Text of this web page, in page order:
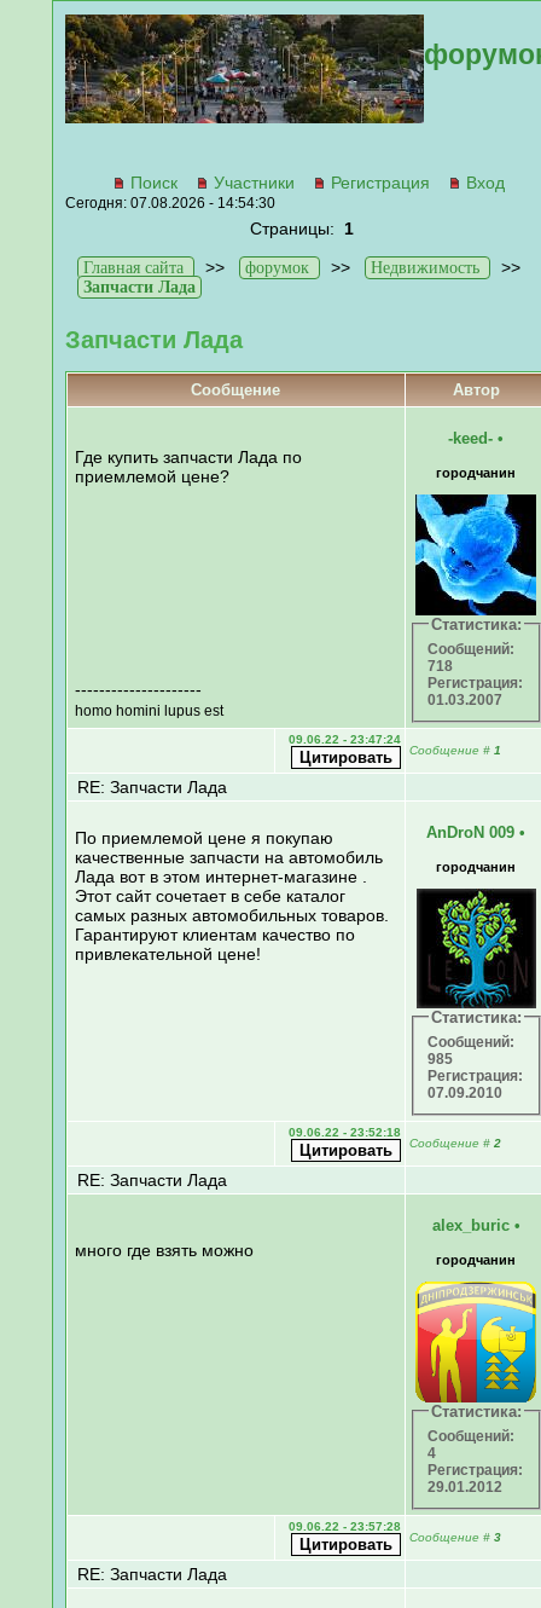
Поиск Участники Регистрация Вход
Сегодня: 07.08.2026 - 14:54:30
Страницы: 1
Главная сайта >> форумок >> Недвижимость >>
Запчасти Лада
Запчасти Лада
Сообщение Автор
Где купить запчасти Лада по
приемлемой цене?
---------------------
homo homini lupus est
-keed- •
городчанин
Статистика:
Сообщений:
718
Регистрация:
01.03.2007
09.06.22 - 23:47:24
Сообщение # 1
RE: Запчасти Лада
По приемлемой цене я покупаю
качественные запчасти на автомобиль
Лада вот в этом интернет-магазине .
Этот сайт сочетает в себе каталог
самых разных автомобильных товаров.
Гарантируют клиентам качество по
привлекательной цене!
AnDroN 009 •
городчанин
Статистика:
Сообщений:
985
Регистрация:
07.09.2010
09.06.22 - 23:52:18
Сообщение # 2
RE: Запчасти Лада
много где взять можно
alex_buric •
городчанин
Статистика:
Сообщений:
4
Регистрация:
29.01.2012
09.06.22 - 23:57:28
Сообщение # 3
RE: Запчасти Лада